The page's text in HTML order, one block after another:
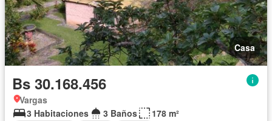
Casa
Bs 30.168.456
Vargas
3 Habitaciones
3 Baños
178 m²